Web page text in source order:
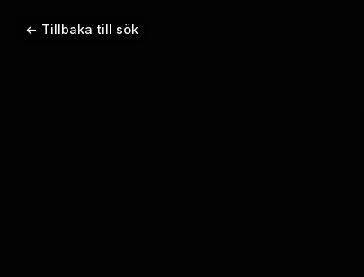
← Tillbaka till sök